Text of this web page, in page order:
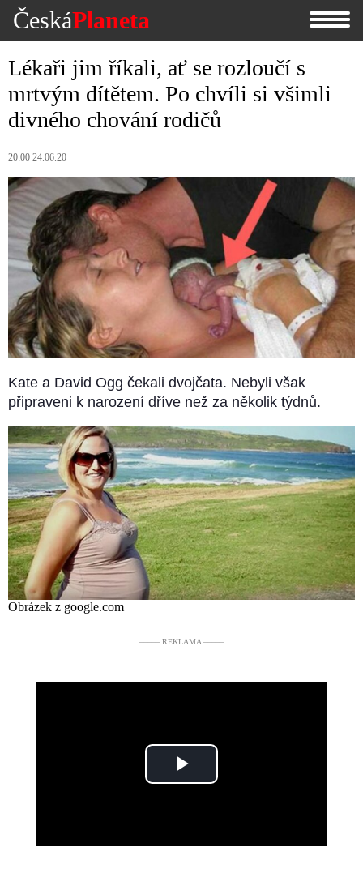
ČeskáPlaneta
Lékaři jim říkali, ať se rozloučí s
mrtvým dítětem. Po chvíli si všimli
divného chování rodičů
20:00 24.06.20
Kate a David Ogg čekali dvojčata. Nebyli však
připraveni k narození dříve než za několik týdnů.
Obrázek z google.com
––––– REKLAMA –––––
Play